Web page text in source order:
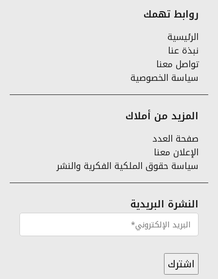
روابط تهمك
الرئيسية
نبذة عنا
تواصل معنا
سياسة الخصوصية
المزيد من أملاك
صفحة العدد
الإعلان معنا
سياسة حقوق الملكية الفكرية والنشر
النشرة البريدية